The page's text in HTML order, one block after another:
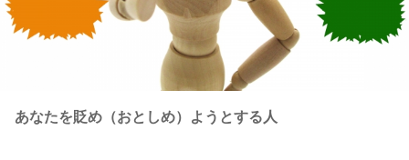
あなたを貶め（おとしめ）ようとする人